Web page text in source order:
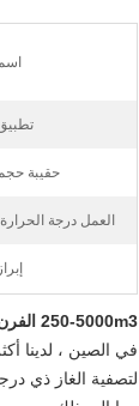
حقيبة
العمل درجة
250-5000m3 الفرن الانفجار نظام التنظيف الجاف كيس الغسيل تصفية الغبار في مصنع صنع الحديد
لتصفية الغاز ذي